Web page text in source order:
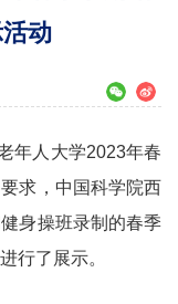
动
年人大学2023年春
求，中国科学院西
身操班录制的春季
行了展示。